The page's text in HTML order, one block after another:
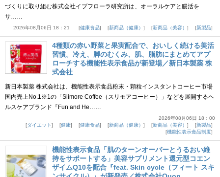
づくりに取り組む株式会社イブフローラ研究所は、オーラルケアと腸活を
サ……
2026年08月06日 18：21 健康食品 新商品（健康） 新商品（美容） 新製品
4種類の赤い野菜と果実配合で、おいしく続ける美活
習慣。冷え、脚のむくみ、肌、脂肪にまとめてアプ
ローチする機能性表示食品が新登場／新日本製薬 株
式会社
新日本製薬 株式会社は、機能性表示食品粉末・顆粒インスタントコーヒー市場
国内売上No.1※1の「Slimore Coffee（スリモアコーヒー）」などを展開するヘ
ルスケアブランド『Fun and He……
2026年08月06日 18：00
ダイエット
健康 健康食品 新商品（健康） 新商品（美容）
新製品
機能性表示食品制度
機能性表示食品「肌のターンオーバーとうるおい維
持をサポートする」美容サプリメント還元型コエン
ザイムQ10を配合『feat. Skin cycle（フィート スキ